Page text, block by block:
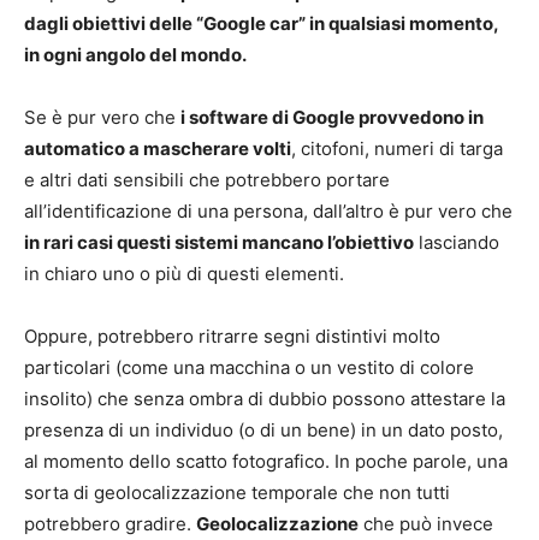
dagli obiettivi delle “Google car” in qualsiasi momento,
in ogni angolo del mondo.
Se è pur vero che i software di Google provvedono in
automatico a mascherare volti, citofoni, numeri di targa
e altri dati sensibili che potrebbero portare
all’identificazione di una persona, dall’altro è pur vero che
in rari casi questi sistemi mancano l’obiettivo lasciando
in chiaro uno o più di questi elementi.
Oppure, potrebbero ritrarre segni distintivi molto
particolari (come una macchina o un vestito di colore
insolito) che senza ombra di dubbio possono attestare la
presenza di un individuo (o di un bene) in un dato posto,
al momento dello scatto fotografico. In poche parole, una
sorta di geolocalizzazione temporale che non tutti
potrebbero gradire. Geolocalizzazione che può invece